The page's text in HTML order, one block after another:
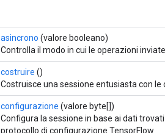
asincrono (valore booleano)
Controlla il modo in cui le operazioni
costruire ()
Costruisce una sessione entusiasta con
configurazione (valore byte[])
Configura la sessione in base ai dati
protocollo di configurazione TensorFlow.